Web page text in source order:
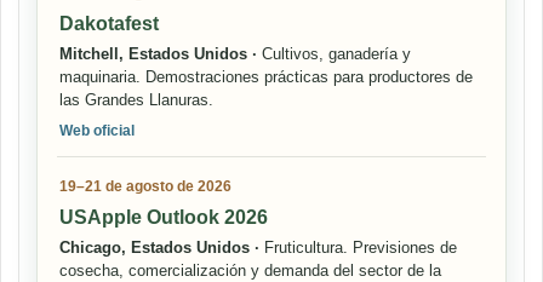
Dakotafest
Mitchell, Estados Unidos · Cultivos, ganadería y
maquinaria. Demostraciones prácticas para productores de
las Grandes Llanuras.
Web oficial
19–21 de agosto de 2026
USApple Outlook 2026
Chicago, Estados Unidos · Fruticultura. Previsiones de
cosecha, comercialización y demanda del sector de la